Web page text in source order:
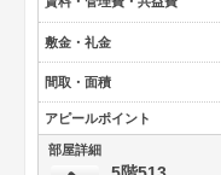
敷金・礼金
間取・面積
アピールポイント
部屋詳細